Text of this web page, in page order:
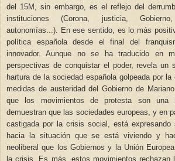
del 15M, sin embargo, es el reflejo del
instituciones (Corona, justicia,
autonomías...). En ese sentido, es lo más
política española desde el final del
innovador. Aunque no se ha traducido en
perspectivas de conquistar el poder, revela un
hartura de la sociedad española golpeada por
medidas de austeridad del Gobierno de
que los movimientos de protesta son una
demuestran que las sociedades europeas, y en
castigada por la crisis social, está expresando
hacia la situación que se está viviendo y
neoliberal que los Gobiernos y la Unión
la crisis. Es más, estos movimientos rechazan